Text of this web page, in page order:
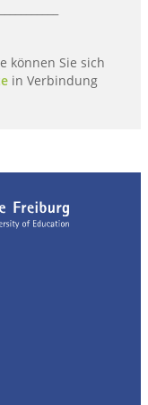
können Sie sich
in Verbindung